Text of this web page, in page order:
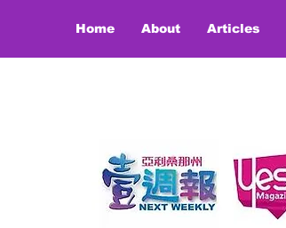
Home About Articles